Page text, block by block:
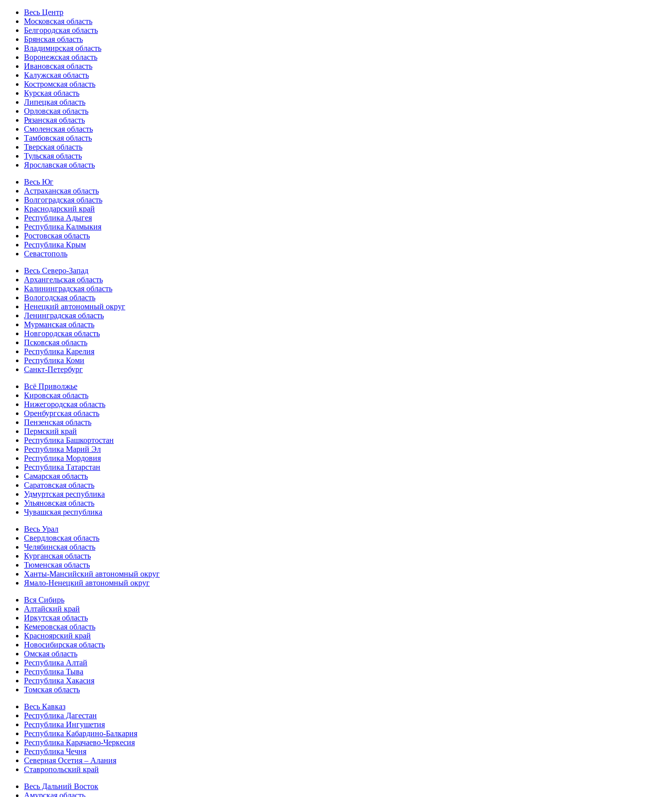
Весь Центр
Московская область
Белгородская область
Брянская область
Владимирская область
Воронежская область
Ивановская область
Калужская область
Костромская область
Курская область
Липецкая область
Орловская область
Рязанская область
Смоленская область
Тамбовская область
Тверская область
Тульская область
Ярославская область
Весь Юг
Астраханская область
Волгоградская область
Краснодарский край
Республика Адыгея
Республика Калмыкия
Ростовская область
Республика Крым
Севастополь
Весь Северо-Запад
Архангельская область
Калининградская область
Вологодская область
Ненецкий автономный округ
Ленинградская область
Мурманская область
Новгородская область
Псковская область
Республика Карелия
Республика Коми
Санкт-Петербург
Всё Приволжье
Кировская область
Нижегородская область
Оренбургская область
Пензенская область
Пермский край
Республика Башкортостан
Республика Марий Эл
Республика Мордовия
Республика Татарстан
Самарская область
Саратовская область
Удмуртская республика
Ульяновская область
Чувашская республика
Весь Урал
Свердловская область
Челябинская область
Курганская область
Тюменская область
Ханты-Мансийский автономный округ
Ямало-Ненецкий автономный округ
Вся Сибирь
Алтайский край
Иркутская область
Кемеровская область
Красноярский край
Новосибирская область
Омская область
Республика Алтай
Республика Тыва
Республика Хакасия
Томская область
Весь Кавказ
Республика Дагестан
Республика Ингушетия
Республика Кабардино-Балкария
Республика Карачаево-Черкесия
Республика Чечня
Северная Осетия – Алания
Ставропольский край
Весь Дальний Восток
Амурская область